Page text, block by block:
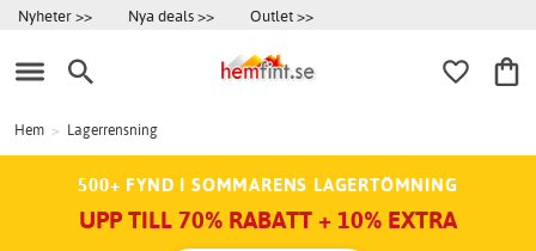
Nyheter >> Nya deals >> Outlet >>
Hem > Lagerrensning
500+ FYND I SOMMARENS LAGERTÖMNING
UPP TILL 70% RABATT + 10% EXTRA